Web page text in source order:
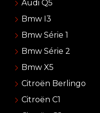
Audi Q5
Bmw I3
Bmw Série 1
Bmw Série 2
Bmw X5
Citroën Berlingo
Citroën C1